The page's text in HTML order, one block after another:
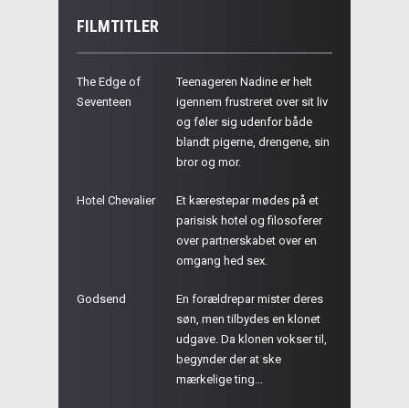
FILMTITLER
The Edge of
Seventeen
Teenageren Nadine er helt
igennem frustreret over sit liv
og føler sig udenfor både
blandt pigerne, drengene, sin
bror og mor.
Hotel Chevalier
Et kærestepar mødes på et
parisisk hotel og filosoferer
over partnerskabet over en
omgang hed sex.
Godsend
En forældrepar mister deres
søn, men tilbydes en klonet
udgave. Da klonen vokser til,
begynder der at ske
mærkelige ting...